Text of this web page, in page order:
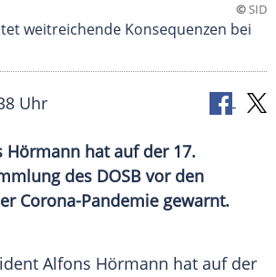
©SID
weitreichende Konsequenzen bei
Uhr
Hörmann hat auf der 17.
des DOSB vor den
Corona-Pandemie gewarnt.
Alfons Hörmann hat auf der